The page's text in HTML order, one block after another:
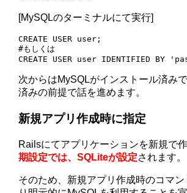
[MySQLのターミナルにて実行]
CREATE USER user;
#もしくは
CREATE USER user IDENTIFIED BY
次からはMySQLがインストール済み
済みの前提で話を進めます。
新規アプリ作成時に指定
Railsにてアプリケーションを新規で
期設定では、SQLiteが設定されます。
そのため、新規アプリ作成時のコマ